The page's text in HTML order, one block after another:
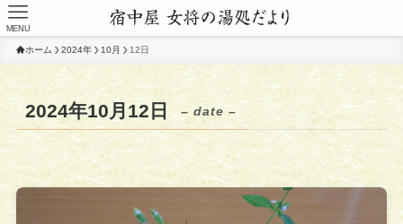
MENU
ホーム 2024年 10月 12日
2024年10月12日 – date –